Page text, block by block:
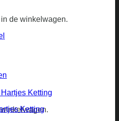
de winkelwagen.
Ketting